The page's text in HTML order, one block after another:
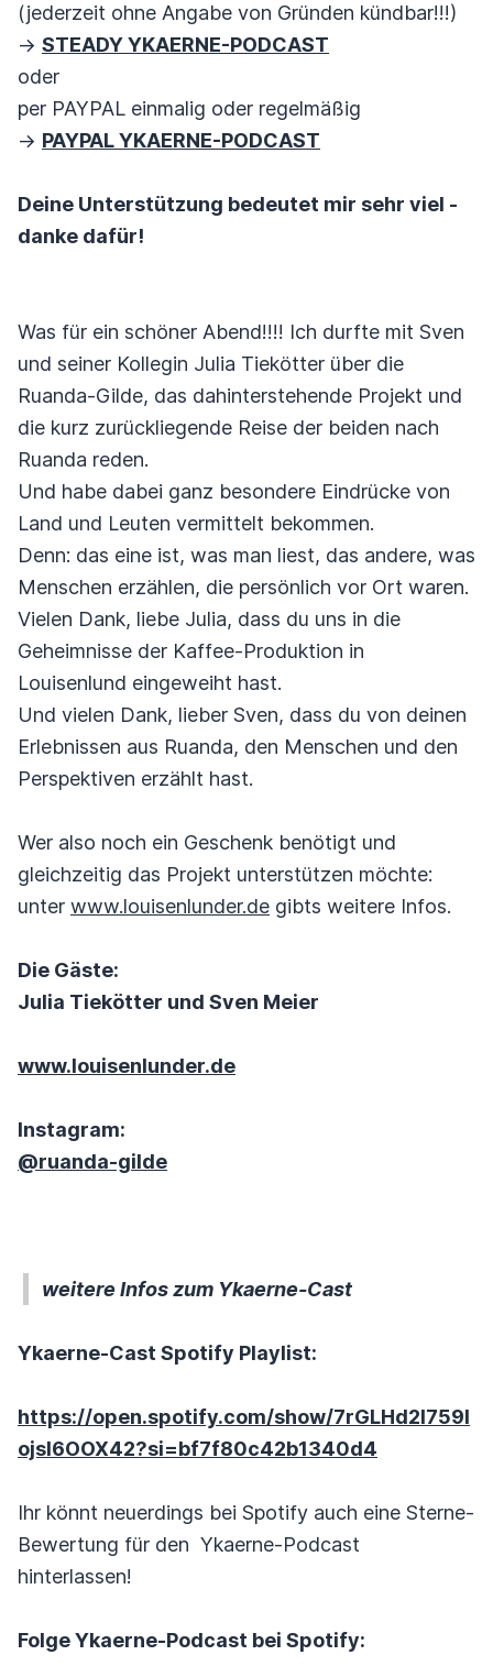
(jederzeit ohne Angabe von Gründen kündbar!!!)
-> STEADY YKAERNE-PODCAST
oder
per PAYPAL einmalig oder regelmäßig
-> PAYPAL YKAERNE-PODCAST
Deine Unterstützung bedeutet mir sehr viel -
danke dafür!
Was für ein schöner Abend!!!! Ich durfte mit Sven
und seiner Kollegin Julia Tiekötter über die
Ruanda-Gilde, das dahinterstehende Projekt und
die kurz zurückliegende Reise der beiden nach
Ruanda reden.
Und habe dabei ganz besondere Eindrücke von
Land und Leuten vermittelt bekommen.
Denn: das eine ist, was man liest, das andere, was
Menschen erzählen, die persönlich vor Ort waren.
Vielen Dank, liebe Julia, dass du uns in die
Geheimnisse der Kaffee-Produktion in
Louisenlund eingeweiht hast.
Und vielen Dank, lieber Sven, dass du von deinen
Erlebnissen aus Ruanda, den Menschen und den
Perspektiven erzählt hast.
Wer also noch ein Geschenk benötigt und
gleichzeitig das Projekt unterstützen möchte:
unter www.louisenlunder.de gibts weitere Infos.
Die Gäste:
Julia Tiekötter und Sven Meier
www.louisenlunder.de
Instagram:
@ruanda-gilde
weitere Infos zum Ykaerne-Cast
Ykaerne-Cast Spotify Playlist:
https://open.spotify.com/show/7rGLHd2l759I
ojsI6OOX42?si=bf7f80c42b1340d4
Ihr könnt neuerdings bei Spotify auch eine Sterne-
Bewertung für den Ykaerne-Podcast
hinterlassen!
Folge Ykaerne-Podcast bei Spotify: